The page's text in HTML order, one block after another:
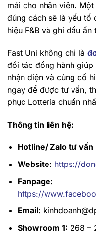
mái cho nhân viên.
đúng cách sẽ là yếu tố
hiệu F&B và ghi dấu
Fast Uni không chỉ là
đối tác đồng hành giúp
nhận diện và củng cố
ngay để được tư vấn,
phục Lotteria chuẩn
Thông tin liên hệ:
Hotline/ Zalo tư vấn
Website: https://
Fanpage:
https://
Email:
Showroom 1: 268 –